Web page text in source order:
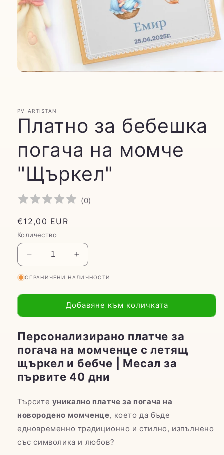
PV_ARTISTAN
Платно за бебешка
погача на момче
"Щъркел"
(0)
Обичайна
цена
€12,00 EUR
Количество
Намаляване
на
количеството
погача
на
момче
&quot;Щъркел&quot;
Увеличаване
на
количеството
Платно
за
погача
на
момче
&quot;Щъркел&quot;
ОГРАНИЧЕНИ НАЛИЧНОСТИ
Добавяне към количката
Персонализирано платче за
погача на момченце с летящ
щъркел и бебче | Месал за
първите 40 дни
Търсите уникално платче за погача на
новородено момченце, което да бъде
едновременно традиционно и стилно, изпълнено
със символика и любов?